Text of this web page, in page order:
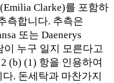
Clarke)를 포함하
측합니다. 추측은
또는 Daenerys
누구 일지 모른다고
(b) (1) 항을 인용하여
. 돈세탁과 마찬가지